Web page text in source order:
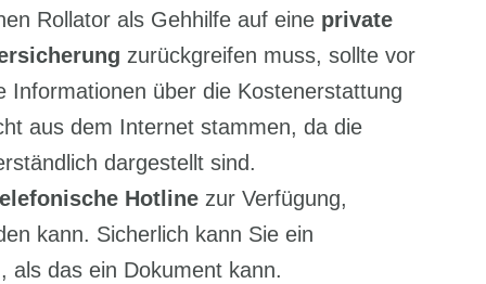
Rollator als Gehhilfe auf eine private
zurückgreifen muss, sollte vor
über die Kostenerstattung
aus dem Internet stammen, da die
dargestellt sind.
Hotline zur Verfügung,
kann. Sicherlich kann Sie ein
als das ein Dokument kann.